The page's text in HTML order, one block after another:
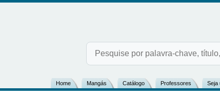
Home Mangás Catálogo Professores Seja